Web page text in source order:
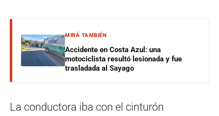
MIRÁ TAMBIÉN
Accidente en Costa Azul: una
motociclista resultó lesionada y fue
trasladada al Sayago
La conductora iba con el cinturón